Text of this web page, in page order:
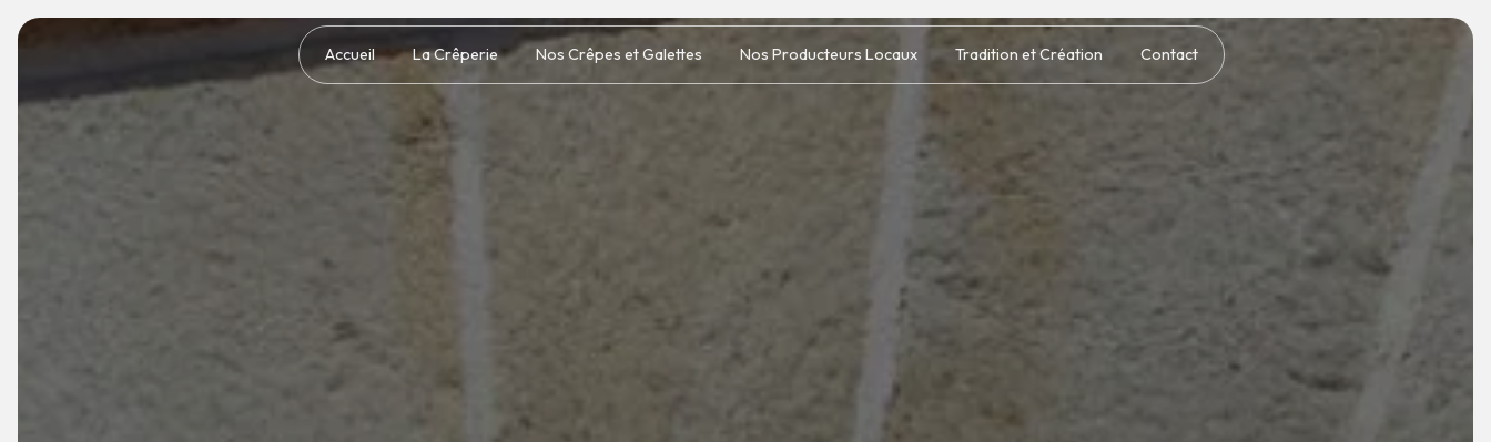
Accueil La Crêperie Nos Crêpes et Galettes Nos Producteurs Locaux Tradition et Création Contact